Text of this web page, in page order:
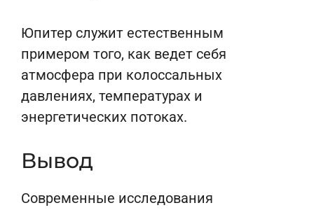
Юпитер служит естественным
примером того, как ведет себя
атмосфера при колоссальных
давлениях, температурах и
энергетических потоках.
Вывод
Современные исследования